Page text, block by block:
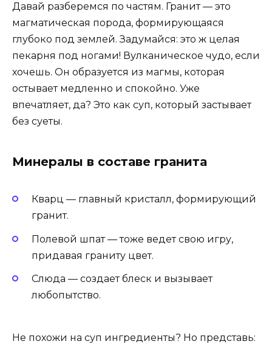
Давай разберемся по частям. Гранит — это
магматическая порода, формирующаяся
глубоко под землей. Задумайся: это ж целая
пекарня под ногами! Вулканическое чудо, если
хочешь. Он образуется из магмы, которая
остывает медленно и спокойно. Уже
впечатляет, да? Это как суп, который застывает
без суеты.
Минералы в составе гранита
Кварц — главный кристалл, формирующий
гранит.
Полевой шпат — тоже ведет свою игру,
придавая граниту цвет.
Слюда — создает блеск и вызывает
любопытство.
Не похожи на суп ингредиенты? Но представь: